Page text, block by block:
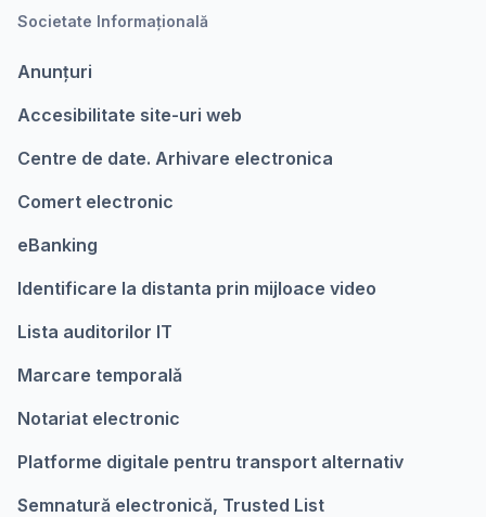
Societate Informațională
Anunțuri
Accesibilitate site-uri web
Centre de date. Arhivare electronica
Comert electronic
eBanking
Identificare la distanta prin mijloace video
Lista auditorilor IT
Marcare temporalǎ
Notariat electronic
Platforme digitale pentru transport alternativ
Semnatură electronică, Trusted List